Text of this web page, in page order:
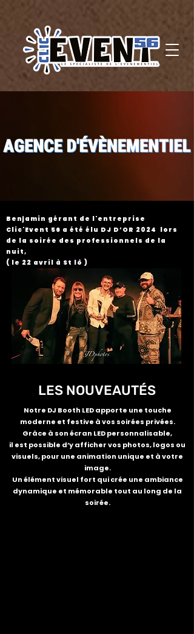
Benjamin gérant de l'entreprise
Clic'Event 56 a été élu DJ D’OR 2024 lors
de la soirée des professionnels de la
nuit,
( le 22 avril à St lô )
LES NOUVEAUTÉS
​Notre DJ Booth LED apporte une touche
moderne et festive à vos soirées privées.
Grâce à son écran LED personnalisable,
il est possible d’y afficher vos photos, logos ou
visuels, pour une animation unique et à votre
image.
Un élément visuel fort qui crée une ambiance
dynamique et mémorable tout au long de la
soirée.